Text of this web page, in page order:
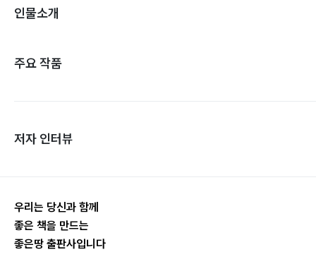
인물소개
주요 작품
저자 인터뷰
우리는 당신과 함께
좋은 책을 만드는
좋은땅 출판사입니다